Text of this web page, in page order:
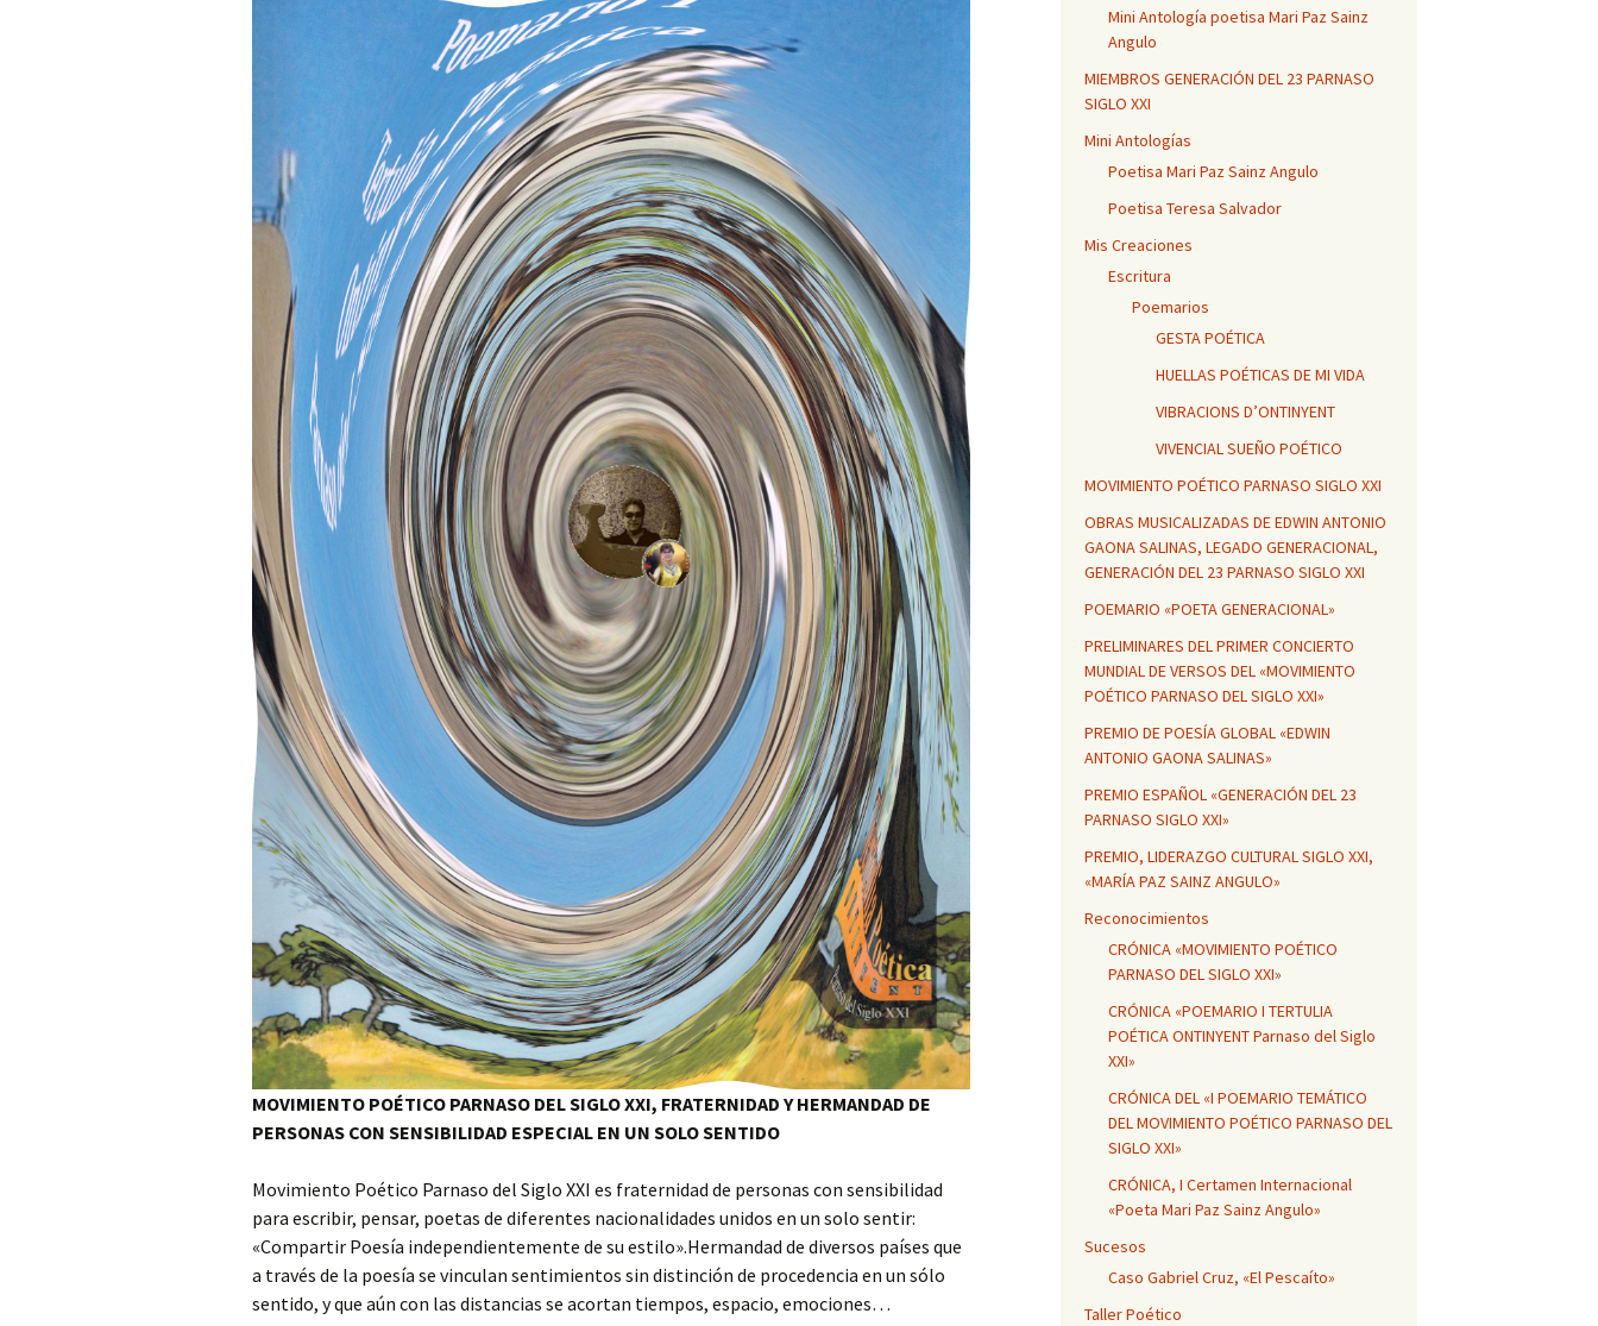
23 PARNASO SIGLO XXI
MÍRIAM FERNANDEZ –
ARGENTINA MIEMBRO
DE LA GENERACIÓN DEL
23 PARNASO SIGLO XXI
MARÚ C. NEGRO PARODI
– CHILE, MIEMBRO DE LA
GENERACIÓN DEL 23
PARNASO SIGLO XXI
FÉLIX NORABUENA
CERVANTES MIEMBRO
DE LA GENERACIÓN DEL
23 PARNASO SIGLO XXI
ROSENDO GASPAR
RAMOS MIEMBRO DE LA
GENERACIÓN DEL 23
PARNASO SIGLO XXI
CRISTHIAN EDGAR
MANSILLA TORREJÓN,
PREMIO ESPAÑOL…,
PRIMER CONCIERTO
MUNDIAL DE VERSOS
PATRICIA PEÑALVER
GALLARDO, PREMIO
ESPAÑOL…, PRIMER
CONCIERTO MUNDIAL
DE VERSOS
CARLOS HUMBERTO
SOLANO DIAZ, PREMIO
ESPAÑOL…, PRIMER
CONCIERTO MUNDIAL
DE VERSOS
IUDITA MIREA, PREMIO
ESPAÑOL…, PRIMER
CONCIERTO MUNDIAL
DE VERSOS
FELICITA ARENAS
VALENZUELA, PREMIO
ESPAÑOL…, PRIMER
CONCIERTO MUNDIAL
DE VERSOS
LUZ ELENA ARIAS SOTO,
PREMIO ESPAÑOL…, I
CONCIERTO MUNDIAL
DE VERSOS
MARÍA DE LA NUBE
FAJARDO CAJAMARCA,
PREMIO ESPAÑOL…,
PRIMER CONCIERTO
MUNDIAL DE VERSOS
MOVIMIENTO POÉTICO PARNASO DEL SIGLO XXI, FRATERNIDAD Y HERMANDAD DE
PERSONAS CON SENSIBILIDAD ESPECIAL EN UN SOLO SENTIDO
Movimiento Poético Parnaso del Siglo XXI es fraternidad de personas con sensibilidad
para escribir, pensar, poetas de diferentes nacionalidades unidos en un solo sentir:
«Compartir Poesía independientemente de su estilo».Hermandad de diversos países que
a través de la poesía se vinculan sentimientos sin distinción de procedencia en un sólo
sentido, y que aún con las distancias se acortan tiempos, espacio, emociones…
Mini Antología poetisa Mari Paz Sainz
Angulo
MIEMBROS GENERACIÓN DEL 23 PARNASO
SIGLO XXI
Mini Antologías
Poetisa Mari Paz Sainz Angulo
Poetisa Teresa Salvador
Mis Creaciones
Escritura
Poemarios
GESTA POÉTICA
HUELLAS POÉTICAS DE MI VIDA
VIBRACIONS D’ONTINYENT
VIVENCIAL SUEÑO POÉTICO
MOVIMIENTO POÉTICO PARNASO SIGLO XXI
OBRAS MUSICALIZADAS DE EDWIN ANTONIO
GAONA SALINAS, LEGADO GENERACIONAL,
GENERACIÓN DEL 23 PARNASO SIGLO XXI
POEMARIO «POETA GENERACIONAL»
PRELIMINARES DEL PRIMER CONCIERTO
MUNDIAL DE VERSOS DEL «MOVIMIENTO
POÉTICO PARNASO DEL SIGLO XXI»
PREMIO DE POESÍA GLOBAL «EDWIN
ANTONIO GAONA SALINAS»
PREMIO ESPAÑOL «GENERACIÓN DEL 23
PARNASO SIGLO XXI»
PREMIO, LIDERAZGO CULTURAL SIGLO XXI,
«MARÍA PAZ SAINZ ANGULO»
Reconocimientos
CRÓNICA «MOVIMIENTO POÉTICO
PARNASO DEL SIGLO XXI»
CRÓNICA «POEMARIO I TERTULIA
POÉTICA ONTINYENT Parnaso del Siglo
XXI»
CRÓNICA DEL «I POEMARIO TEMÁTICO
DEL MOVIMIENTO POÉTICO PARNASO DEL
SIGLO XXI»
CRÓNICA, I Certamen Internacional
«Poeta Mari Paz Sainz Angulo»
Sucesos
Caso Gabriel Cruz, «El Pescaíto»
Taller Poético